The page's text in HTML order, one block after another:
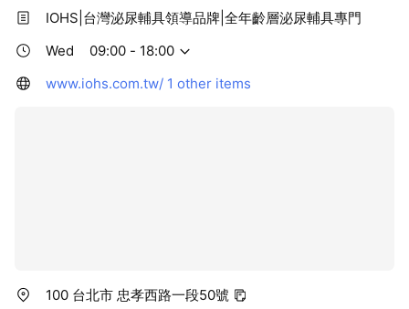
IOHS|台灣泌尿輔具領導品牌|全年齡層泌尿輔具專門
Wed
09:00 - 18:00
www.iohs.com.tw/ 1 other items
100 台北市 忠孝西路一段50號